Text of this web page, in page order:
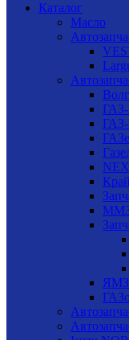
Каталог
Масло